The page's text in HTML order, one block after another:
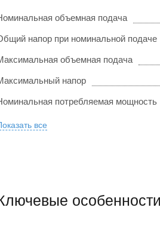
объемная подача
напор при номинальной подаче
объемная подача
напор
потребляемая мощность
все